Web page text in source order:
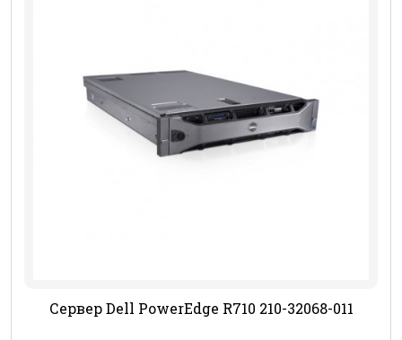
Сервер Dell PowerEdge R710 210-32068-011